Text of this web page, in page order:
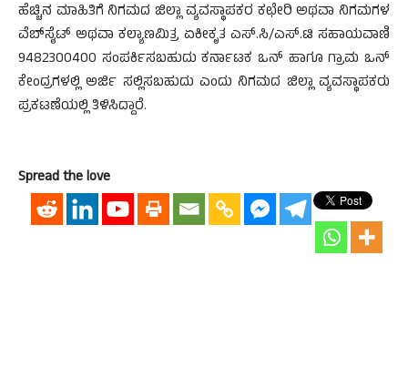
ಹೆಚ್ಚಿನ ಮಾಹಿತಿಗೆ ನಿಗಮದ ಜಿಲ್ಲಾ ವ್ಯವಸ್ಥಾಪಕರ ಕಛೇರಿ ಅಥವಾ ನಿಗಮಗಳ
ವೆಬ್‍ಸೈಟ್ ಅಥವಾ ಕಲ್ಯಾಣಮಿತ್ರ ಏಕೀಕೃತ ಎಸ್.ಸಿ/ಎಸ್.ಟಿ ಸಹಾಯವಾಣಿ
9482300400 ಸಂಪರ್ಕಿಸಬಹುದು ಕರ್ನಾಟಕ ಒನ್ ಹಾಗೂ ಗ್ರಾಮ ಒನ್
ಕೇಂದ್ರಗಳಲ್ಲಿ ಅರ್ಜಿ ಸಲ್ಲಿಸಬಹುದು ಎಂದು ನಿಗಮದ ಜಿಲ್ಲಾ ವ್ಯವಸ್ಥಾಪಕರು
ಪ್ರಕಟಣೆಯಲ್ಲಿ ತಿಳಿಸಿದ್ದಾರೆ.
Spread the love